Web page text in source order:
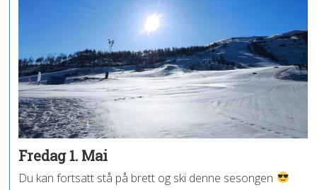
Fredag 1. Mai
Du kan fortsatt stå på brett og ski denne sesongen